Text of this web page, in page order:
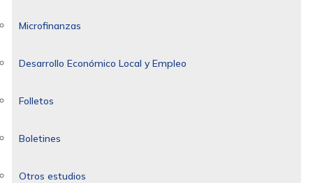
Microfinanzas
Desarrollo Económico Local y Empleo
Folletos
Boletines
Otros estudios